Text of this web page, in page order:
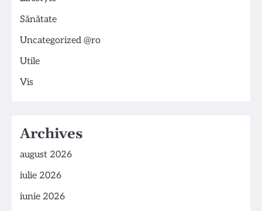
Sănătate
Uncategorized @ro
Utile
Vis
Archives
august 2026
iulie 2026
iunie 2026